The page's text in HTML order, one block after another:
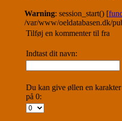
Warning: session_start() [
/var/www/oeldatabasen.dk/
Tilføj en kommenter til fra
Indtast dit navn:
Du kan give øllen en
på 0: